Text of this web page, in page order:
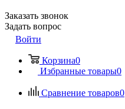
Заказать звонок
Задать вопрос
Войти
Корзина0
Избранные товары0
Сравнение товаров0